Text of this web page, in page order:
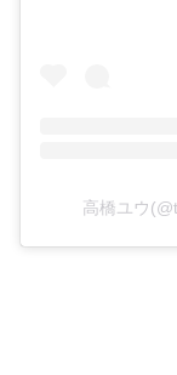
高橋ユウ